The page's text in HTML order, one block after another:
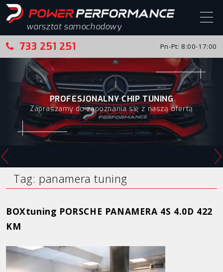
warsztat samochodowy
733 251 251 Pn-Pt: 8:00-17:00
Start
Chip tuning
Chip tuning – realizacje
Alfa Romeo
Fiat
Honda
PROFESJONALNY CHIP TUNING
Zapraszamy do zapoznania się z naszą ofertą
Tag: panamera tuning
BOXtuning PORSCHE PANAMERA 4S 4.0D 422
KM